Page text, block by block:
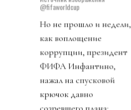
@fifaworldcup
Но не прошло и недели,
как воплощение
коррупции, президент
ФИФА Инфантино,
нажал на спусковой
крючок давно